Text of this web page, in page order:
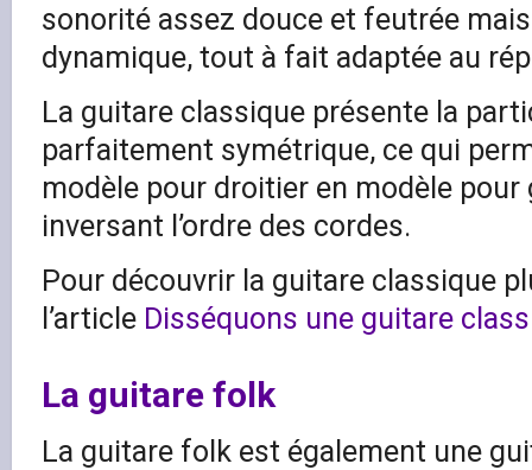
sonorité assez douce et feutrée
dynamique, tout à fait adaptée au
La guitare classique présente la
parfaitement symétrique, ce qui
modèle pour droitier en modèle
inversant l’ordre des cordes.
Pour découvrir la guitare classique
l’article Disséquons une guitare
La guitare folk
La guitare folk est également une